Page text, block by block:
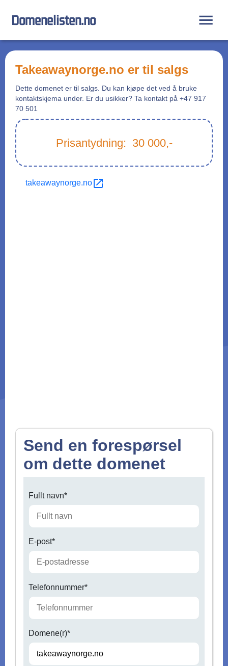
Domenelisten.no
takeawaynorge.no er til salgs
Dette domenet er til salgs. Du kan kjøpe det ved å bruke
kontaktskjema under. Er du usikker? Ta kontakt på +47 917
70 501
Prisantydning: 30 000,-
takeawaynorge.no
Send en forespørsel
om dette domenet
Fullt navn*
E-post*
Telefonnummer*
Domene(r)*